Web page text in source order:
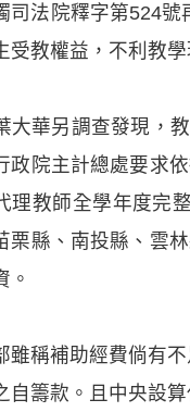
司法院釋字第524
受教權益，不利教
大華另調查發現，
政院主計總處要求
理教師全學年度完
栗縣、南投縣、雲
。
雖稱補助經費倘有
自籌款。且中央設